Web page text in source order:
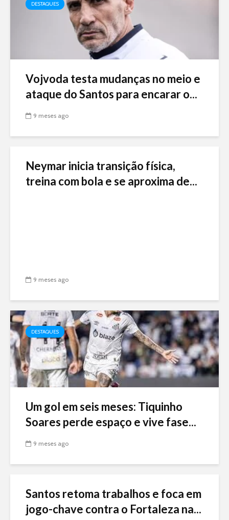
DESTAQUES
Vojvoda testa mudanças no meio e
ataque do Santos para encarar o...
9 meses ago
Neymar inicia transição física,
treina com bola e se aproxima de...
9 meses ago
DESTAQUES
Um gol em seis meses: Tiquinho
Soares perde espaço e vive fase...
9 meses ago
Santos retoma trabalhos e foca em
jogo-chave contra o Fortaleza na...